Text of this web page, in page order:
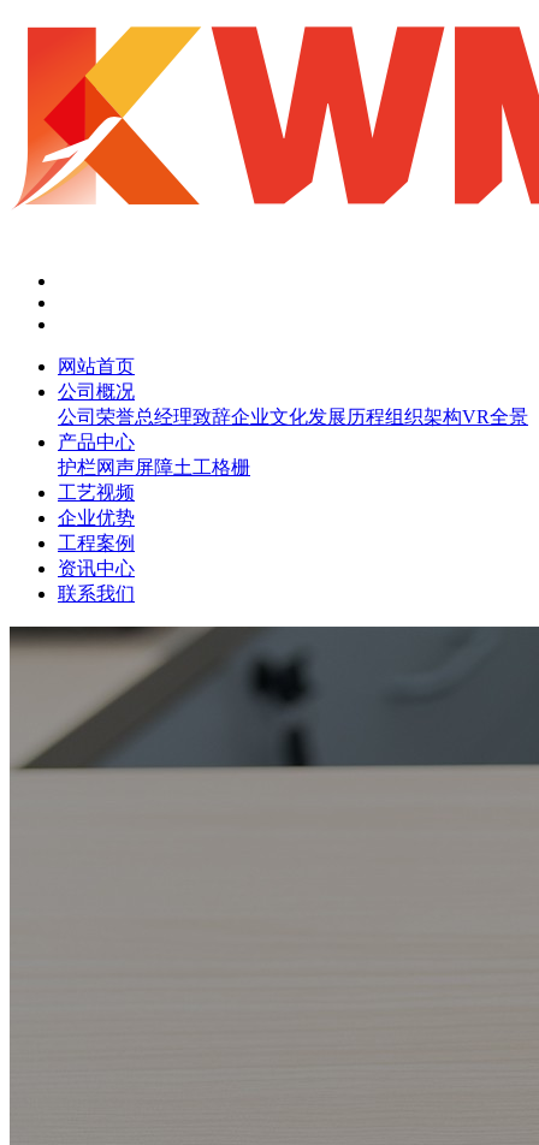
网站首页
公司概况
公司荣誉总经理致辞企业文化发展历程组织架构VR全景
产品中心
护栏网声屏障土工格栅
工艺视频
企业优势
工程案例
资讯中心
联系我们